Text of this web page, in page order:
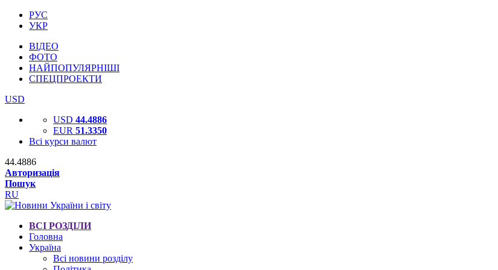
РУС
УКР
ВІДЕО
ФОТО
НАЙПОПУЛЯРНІШІ
СПЕЦПРОЕКТИ
USD
USD 44.4886
EUR 51.3350
Всі курси валют
44.4886
Авторизація
Пошук
RU
ВСІ РОЗДІЛИ
Головна
Україна
Всі новини розділу